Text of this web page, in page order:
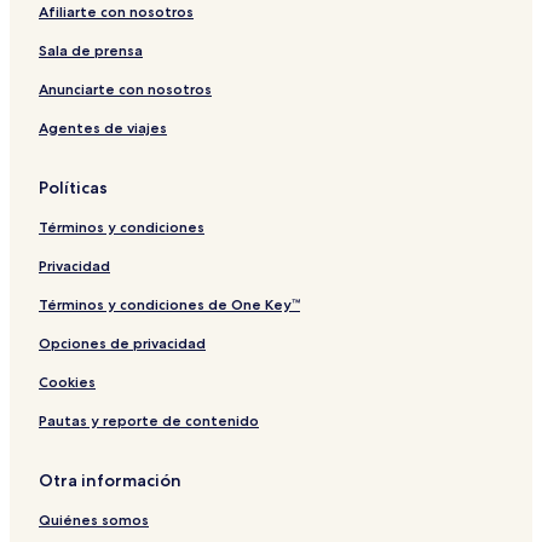
p
a
d
o
o
r
i
a
Afiliarte con nosotros
Sala de prensa
Anunciarte con nosotros
Agentes de viajes
Políticas
Términos y condiciones
Privacidad
Términos y condiciones de One Key™
Opciones de privacidad
Cookies
Pautas y reporte de contenido
Otra información
Quiénes somos